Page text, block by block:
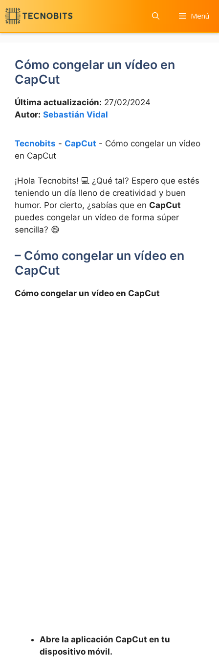
Saltar
al
contenido
Menú
Cómo congelar un vídeo en
CapCut
Última actualización: 27/02/2024
Autor: Sebastián Vidal
Tecnobits - CapCut - Cómo congelar un vídeo
en CapCut
¡Hola Tecnobits! 💻 ¿Qué tal? Espero que estés
teniendo un día lleno de creatividad y buen
humor. Por cierto, ¿sabías que en CapCut
puedes congelar un vídeo de forma súper
sencilla? 😄
– Cómo congelar un vídeo en
CapCut
Cómo congelar un vídeo en CapCut
Abre la aplicación CapCut en tu
dispositivo móvil.